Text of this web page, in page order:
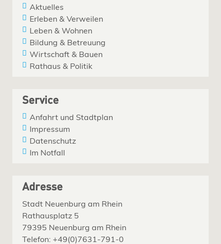
Aktuelles
Erleben & Verweilen
Leben & Wohnen
Bildung & Betreuung
Wirtschaft & Bauen
Rathaus & Politik
Service
Anfahrt und Stadtplan
Impressum
Datenschutz
Im Notfall
Adresse
Stadt Neuenburg am Rhein
Rathausplatz 5
79395 Neuenburg am Rhein
Telefon: +49(0)7631-791-0